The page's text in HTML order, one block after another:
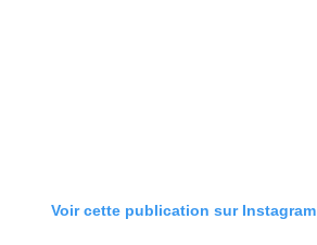
Voir cette publication sur Instagram